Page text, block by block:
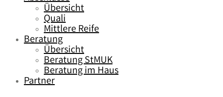
Übersicht
Quali
Mittlere Reife
Beratung
Übersicht
Beratung StMUK
Beratung im Haus
Partner